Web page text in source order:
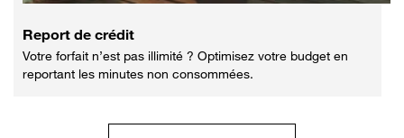
Report de crédit
Votre forfait n’est pas illimité ? Optimisez votre budget en
reportant les minutes non consommées.